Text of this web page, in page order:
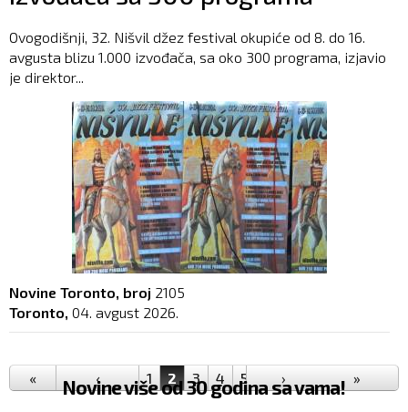
Ovogodišnji, 32. Nišvil džez festival okupiće od 8. do 16.
avgusta blizu 1.000 izvođača, sa oko 300 programa, izjavio
je direktor...
Novine Toronto, broj 2105
Toronto, 04. avgust 2026.
Pages
« ‹ 1 2 3 4 5 9 …
› »
Novine više od 30 godina sa vama!